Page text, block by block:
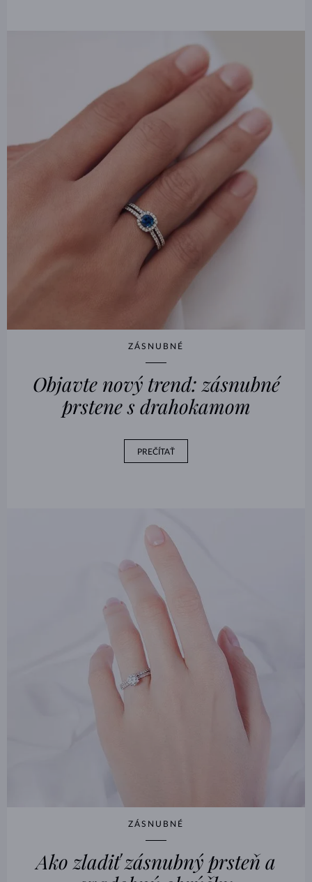
ZÁSNUBNÉ
Objavte nový trend: zásnubné
prstene s drahokamom
PREČÍTAŤ
ZÁSNUBNÉ
Ako zladiť zásnubný prsteň a